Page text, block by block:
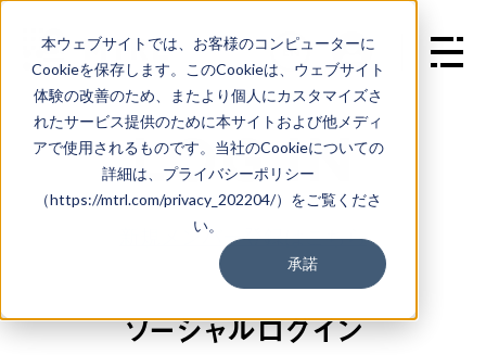
本ウェブサイトでは、お客様のコンピューターに
Cookieを保存します。このCookieは、ウェブサイト
体験の改善のため、またより個人にカスタマイズさ
れたサービス提供のために本サイトおよび他メディ
アで使用されるものです。当社のCookieについての
詳細は、プライバシーポリシー
（https://mtrl.com/privacy_202204/）をご覧くださ
い。
承諾
EN
LOG IN
新規メンバー登録はこちら
ソーシャルログイン